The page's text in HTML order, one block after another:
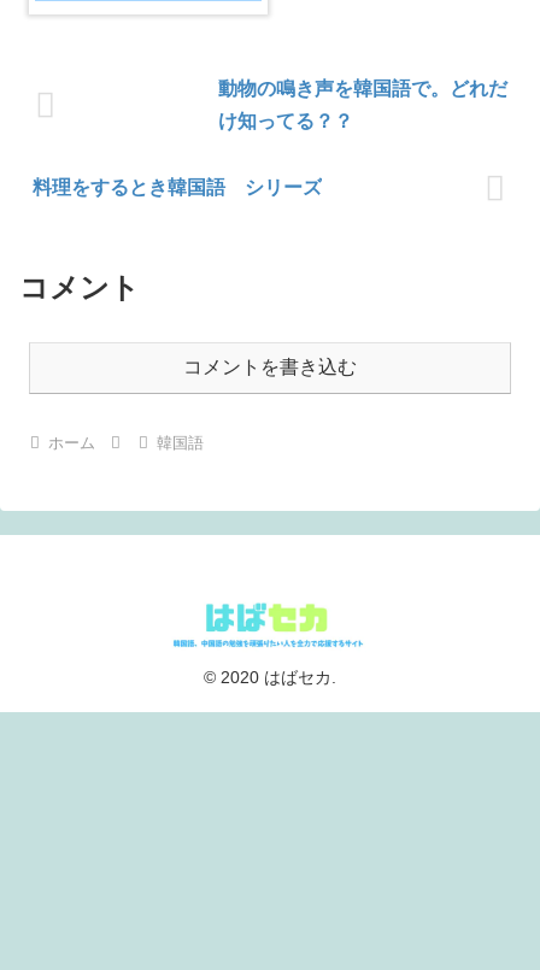
便利な韓国語】
動物の鳴き声を韓国語で。どれだ
け知ってる？？
料理をするとき韓国語 シリーズ
コメント
コメントを書き込む
ホーム 韓国語
© 2020 はばセカ.